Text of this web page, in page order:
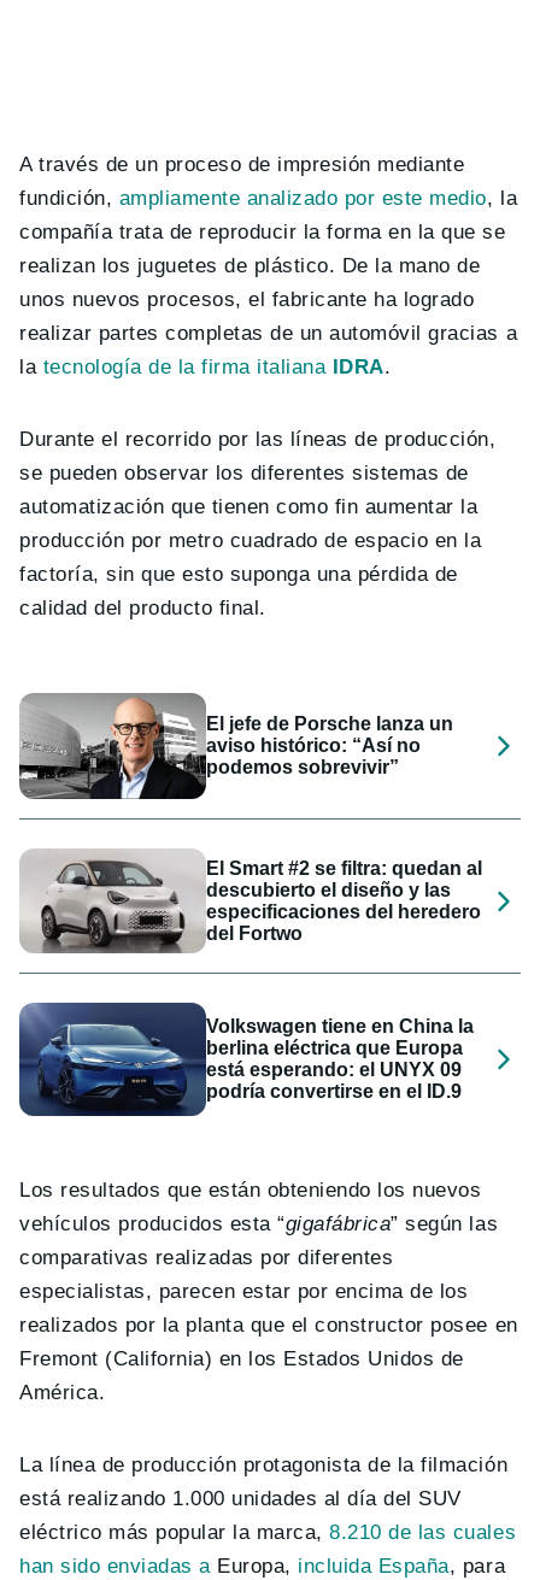
A través de un proceso de impresión mediante
fundición, ampliamente analizado por este medio, la
compañía trata de reproducir la forma en la que se
realizan los juguetes de plástico. De la mano de
unos nuevos procesos, el fabricante ha logrado
realizar partes completas de un automóvil gracias a
la tecnología de la firma italiana IDRA.
Durante el recorrido por las líneas de producción,
se pueden observar los diferentes sistemas de
automatización que tienen como fin aumentar la
producción por metro cuadrado de espacio en la
factoría, sin que esto suponga una pérdida de
calidad del producto final.
El jefe de Porsche lanza un
aviso histórico: “Así no
podemos sobrevivir”
El Smart #2 se filtra: quedan al
descubierto el diseño y las
especificaciones del heredero
del Fortwo
Volkswagen tiene en China la
berlina eléctrica que Europa
está esperando: el UNYX 09
podría convertirse en el ID.9
Los resultados que están obteniendo los nuevos
vehículos producidos esta “gigafábrica” según las
comparativas realizadas por diferentes
especialistas, parecen estar por encima de los
realizados por la planta que el constructor posee en
Fremont (California) en los Estados Unidos de
América.
La línea de producción protagonista de la filmación
está realizando 1.000 unidades al día del SUV
eléctrico más popular la marca,8.210 de las cuales
han sido enviadas a Europa, incluida España, para